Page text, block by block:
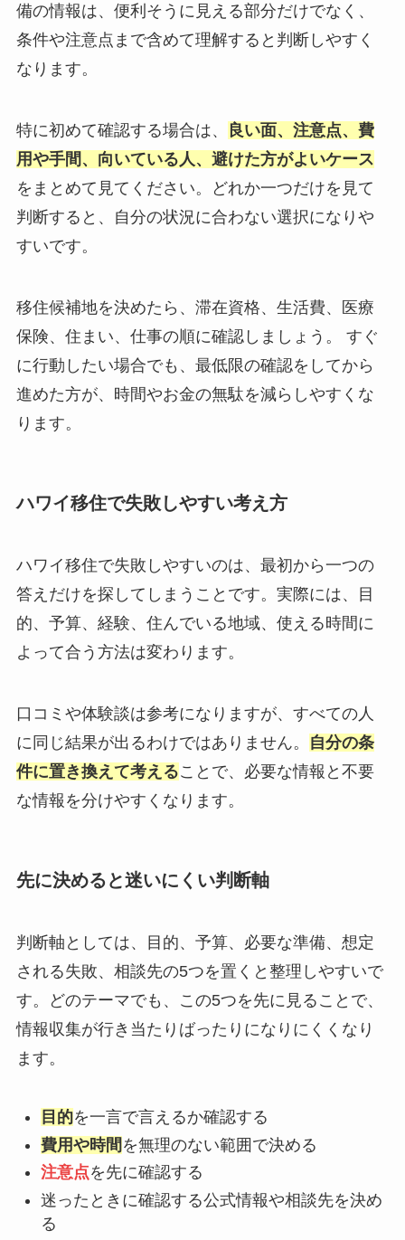
備の情報は、便利そうに見える部分だけでなく、
条件や注意点まで含めて理解すると判断しやすく
なります。
特に初めて確認する場合は、
良い面、注意点、費
用や手間、向いている人、避けた方がよいケース
をまとめて見てください。どれか一つだけを見て
判断すると、自分の状況に合わない選択になりや
すいです。
移住候補地を決めたら、滞在資格、生活費、医療
保険、住まい、仕事の順に確認しましょう。 すぐ
に行動したい場合でも、最低限の確認をしてから
進めた方が、時間やお金の無駄を減らしやすくな
ります。
ハワイ移住で失敗しやすい考え方
ハワイ移住で失敗しやすいのは、最初から一つの
答えだけを探してしまうことです。実際には、目
的、予算、経験、住んでいる地域、使える時間に
よって合う方法は変わります。
口コミや体験談は参考になりますが、すべての人
に同じ結果が出るわけではありません。
自分の条
件に置き換えて考えることで、必要な情報と不要
な情報を分けやすくなります。
先に決めると迷いにくい判断軸
判断軸としては、目的、予算、必要な準備、想定
される失敗、相談先の5つを置くと整理しやすいで
す。どのテーマでも、この5つを先に見ることで、
情報収集が行き当たりばったりになりにくくなり
ます。
目的を一言で言えるか確認する
費用や時間 を無理のない範囲で決める
注意点を先に確認する
迷ったときに確認する公式情報や相談先を決め
る